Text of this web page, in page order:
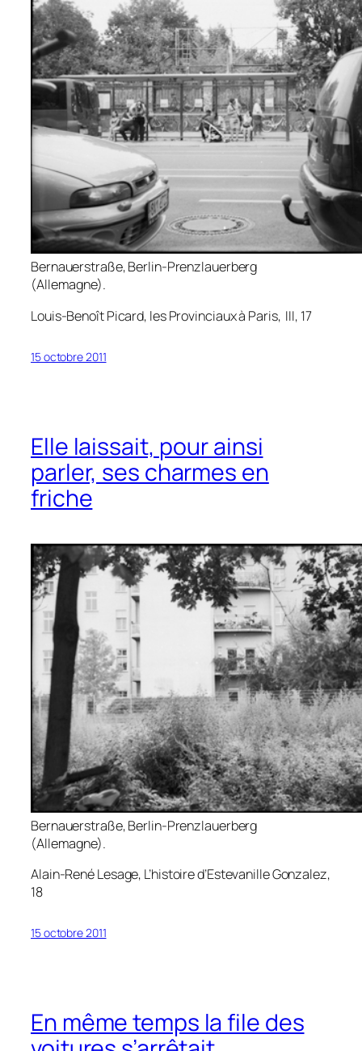
Bernauerstraße, Berlin-Prenzlauerberg
(Allemagne).
Louis-Benoît Picard, les Provinciaux à Paris, III, 17
15 octobre 2011
Elle laissait, pour ainsi
parler, ses charmes en
friche
Bernauerstraße, Berlin-Prenzlauerberg
(Allemagne).
Alain-René Lesage, L’histoire d’Estevanille Gonzalez,
18
15 octobre 2011
En même temps la file des